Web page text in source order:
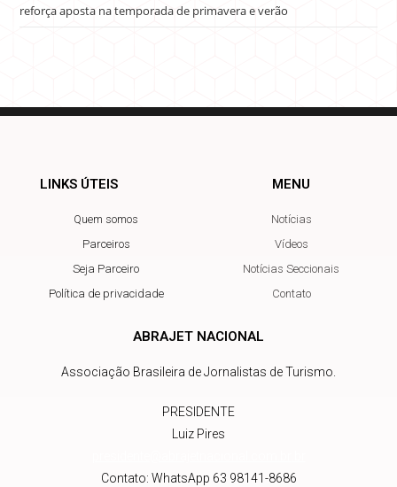
reforça aposta na temporada de primavera e verão
LINKS ÚTEIS
Quem somos
Parceiros
Seja Parceiro
Política de privacidade
MENU
Notícias
Vídeos
Notícias Seccionais
Contato
ABRAJET NACIONAL
Associação Brasileira de Jornalistas de Turismo.
PRESIDENTE
Luiz Pires
Contato: WhatsApp 63 98141-8686